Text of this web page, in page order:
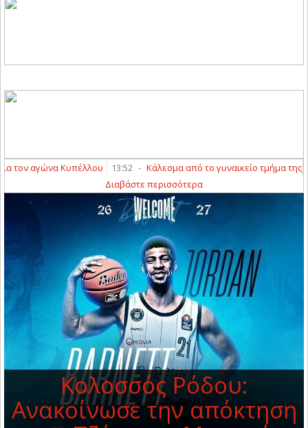
αγώνα Κυπέλλου 13:52 - Κάλεσμα από το γυναικείο τμήμα της ΑΕΛ
Διαβάστε περισσότερα
Κολοσσός Ρόδου:
Ανακοίνωσε την απόκτηση